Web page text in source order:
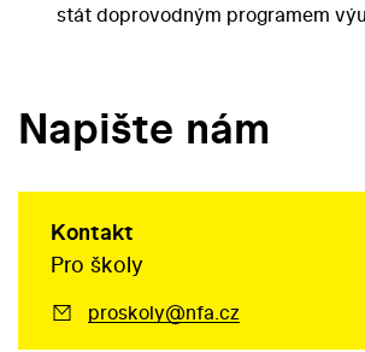
stát doprovodným programem
Napište nám
Kontakt
Pro školy
proskoly@nfa.cz